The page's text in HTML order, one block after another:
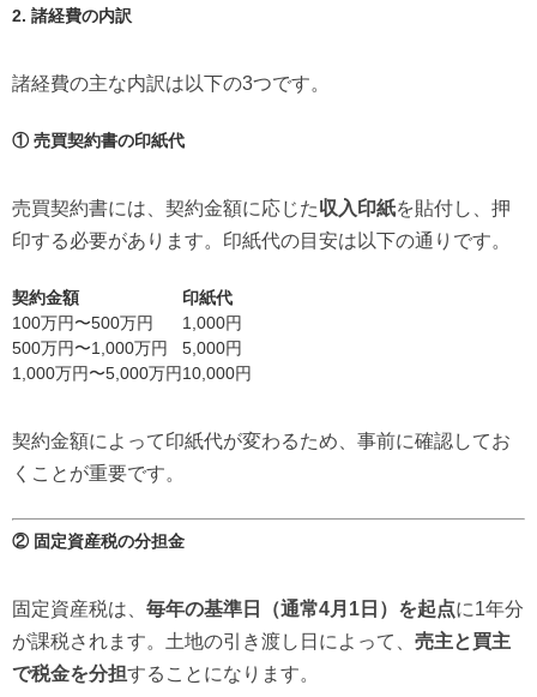
2. 諸経費の内訳
諸経費の主な内訳は以下の3つです。
① 売買契約書の印紙代
売買契約書には、契約金額に応じた収入印紙を貼付し、押
印する必要があります。印紙代の目安は以下の通りです。
契約金額
印紙代
100万円〜500万円
1,000円
500万円〜1,000万円
5,000円
1,000万円〜5,000万円10,000円
契約金額によって印紙代が変わるため、事前に確認してお
くことが重要です。
② 固定資産税の分担金
固定資産税は、 毎年の基準日（通常4月1日）を起点に1年分
が課税されます。土地の引き渡し日によって、 売主と買主
で税金を分担することになります。